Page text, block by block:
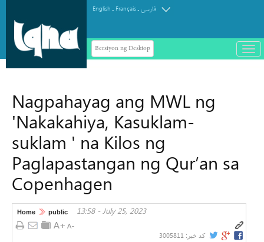
English . Français.فارسی
Bersiyon ng Desktop
باز
و
Nagpahayag ang MWL ng
'Nakakahiya, Kasuklam-
suklam ' na Kilos ng
Paglapastangan ng Qur’an sa
Copenhagen
Home public 13:58 - July 25, 2023
کد خبر: 3005811